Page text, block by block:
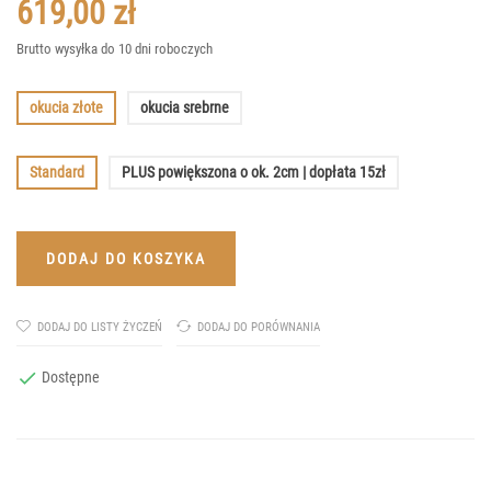
619,00 zł
Brutto wysyłka do 10 dni roboczych
okucia złote okucia srebrne
Standard PLUS powiększona o ok. 2cm | dopłata 15zł
DODAJ DO KOSZYKA
DODAJ DO LISTY ŻYCZEŃ DODAJ DO PORÓWNANIA
 Dostępne